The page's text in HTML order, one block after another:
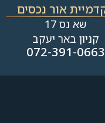
אור נכסים
שא נס 17
קניון באר יעקב
072-391-0663